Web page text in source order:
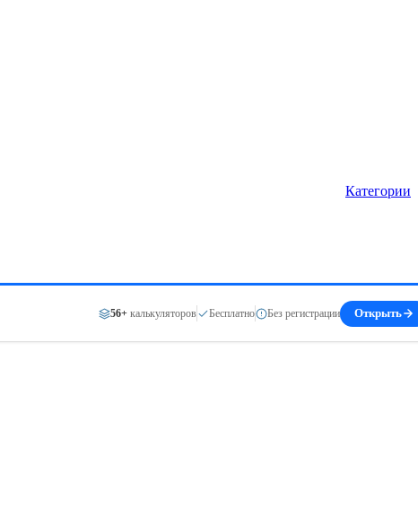
Категории
56+ калькуляторов Бесплатно Без регистрации Открыть